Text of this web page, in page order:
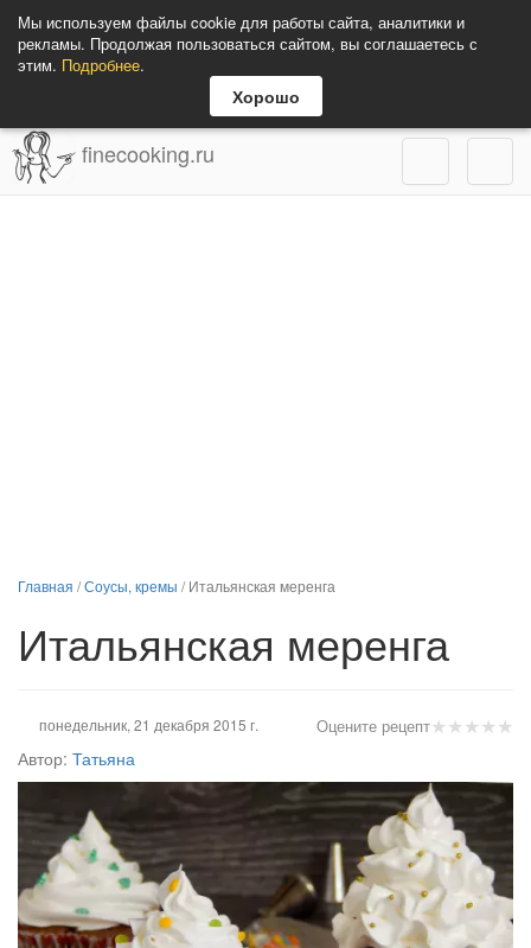
Мы используем файлы cookie для работы сайта, аналитики и
рекламы. Продолжая пользоваться сайтом, вы соглашаетесь с
этим. Подробнее.
Хорошо
finecooking.ru
Главная /Соусы, кремы /Итальянская меренга
Итальянская меренга
★★★★★
Оцените рецепт
понедельник, 21 декабря 2015 г.
Автор: Татьяна